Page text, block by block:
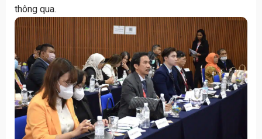
thông qua.